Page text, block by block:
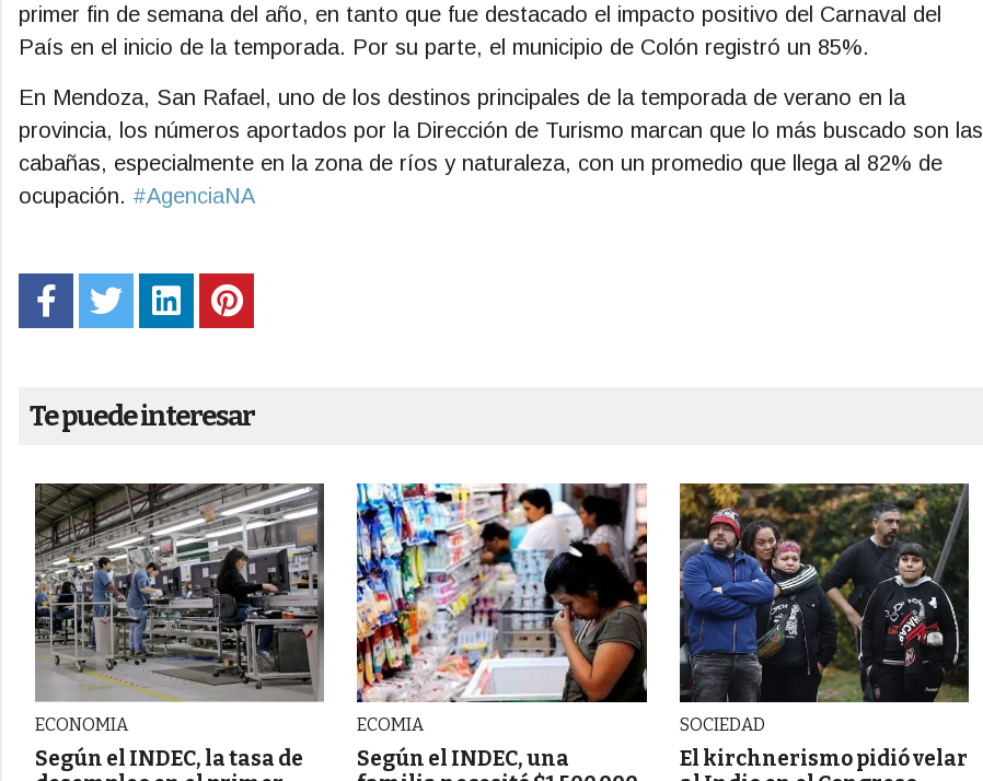
primer fin de semana del año, en tanto que fue destacado el impacto positivo del Carnaval del
País en el inicio de la temporada. Por su parte, el municipio de Colón registró un 85%.
En Mendoza, San Rafael, uno de los destinos principales de la temporada de verano en la
provincia, los números aportados por la Dirección de Turismo marcan que lo más buscado son las
cabañas, especialmente en la zona de ríos y naturaleza, con un promedio que llega al 82% de
ocupación. #AgenciaNA
Te puede interesar
ECONOMIA
Según el INDEC, la tasa de
ECOMIA
Según el INDEC, una
SOCIEDAD
El kirchnerismo pidió velar